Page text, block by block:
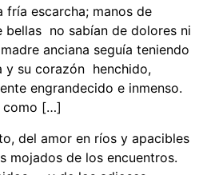
escarcha; manos de
bellas no sabían de dolores ni
anciana seguía teniendo
y su corazón henchido,
engrandecido e inmenso.
como […]
del amor en ríos y apacibles
mojados de los encuentros.